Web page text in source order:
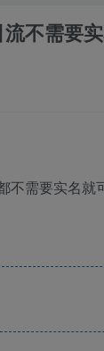
流不需要
不需要实名就